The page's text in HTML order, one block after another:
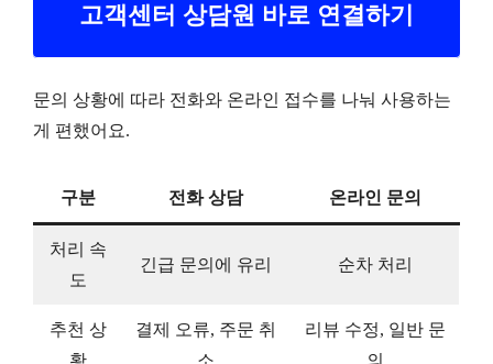
고객센터 상담원 바로 연결하기
문의 상황에 따라 전화와 온라인 접수를 나눠 사용하는
게 편했어요.
구분 전화 상담 온라인 문의
처리 속
도
긴급 문의에 유리 순차 처리
추천 상
결제 오류, 주문 취
리뷰 수정, 일반 문